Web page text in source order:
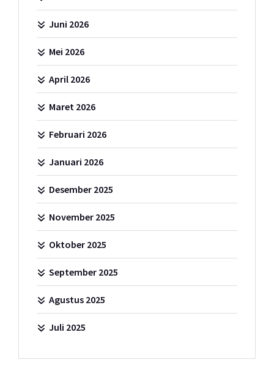
Juni 2026
Mei 2026
April 2026
Maret 2026
Februari 2026
Januari 2026
Desember 2025
November 2025
Oktober 2025
September 2025
Agustus 2025
Juli 2025